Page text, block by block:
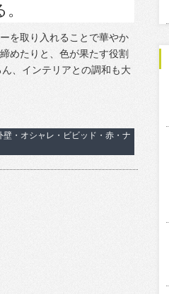
を取り入れることで華やか
めたりと、色が果たす役割
、インテリアとの調和も大
・オシャレ・ビビッド・赤・ナ